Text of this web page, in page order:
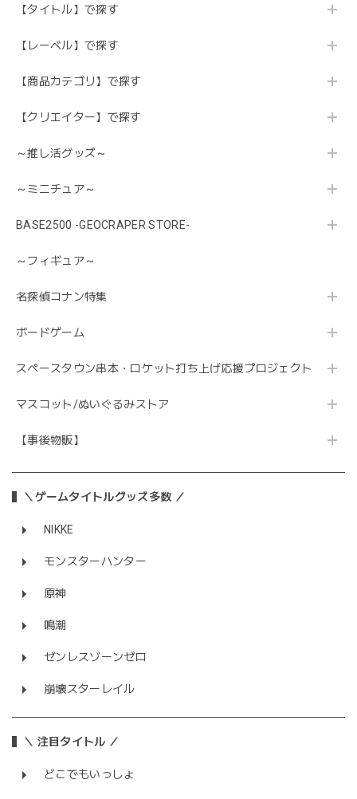
【タイトル】で探す
【レーベル】で探す
【商品カテゴリ】で探す
【クリエイター】で探す
～推し活グッズ～
～ミニチュア～
BASE2500 -GEOCRAPER STORE-
～フィギュア～
名探偵コナン特集
ボードゲーム
スペースタウン串本・ロケット打ち上げ応援プロジェクト
マスコット/ぬいぐるみストア
【事後物販】
＼ゲームタイトルグッズ多数 ／
NIKKE
モンスターハンター
原神
鳴潮
ゼンレスゾーンゼロ
崩壊スターレイル
＼ 注目タイトル ／
どこでもいっしょ